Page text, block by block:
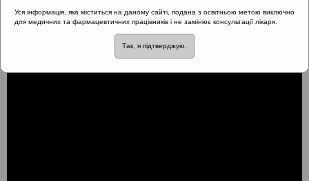
Гострий тонзиліт з
позицій МКХ-11
Уся інформація, яка міститься на даному сайті, подана з освітньою метою виключно
для медичних та фармацевтичних працівників і не замінює консультації лікаря.
Так, я підтверджую.